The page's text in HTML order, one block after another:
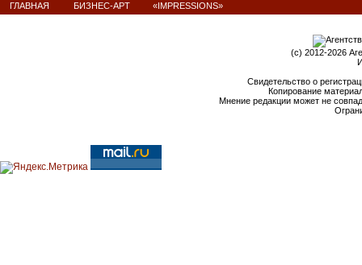
ГЛАВНАЯ БИЗНЕС-АРТ «IMPRESSIONS»
(c) 2012-2026
Свидетельство о
Копирование
Мнение редакции может не